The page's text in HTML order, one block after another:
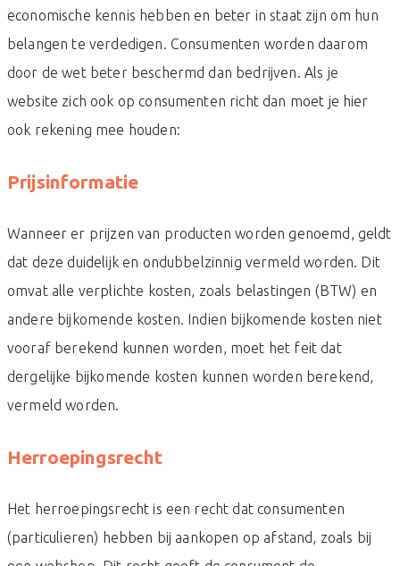
economische kennis hebben en beter in staat zijn om hun
belangen te verdedigen. Consumenten worden daarom
door de wet beter beschermd dan bedrijven. Als je
website zich ook op consumenten richt dan moet je hier
ook rekening mee houden:
Prijsinformatie
Wanneer er prijzen van producten worden genoemd, geldt
dat deze duidelijk en ondubbelzinnig vermeld worden. Dit
omvat alle verplichte kosten, zoals belastingen (BTW) en
andere bijkomende kosten. Indien bijkomende kosten niet
vooraf berekend kunnen worden, moet het feit dat
dergelijke bijkomende kosten kunnen worden berekend,
vermeld worden.
Herroepingsrecht
Het herroepingsrecht is een recht dat consumenten
(particulieren) hebben bij aankopen op afstand, zoals bij